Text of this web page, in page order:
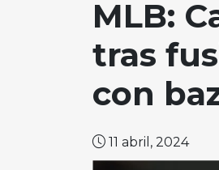
MLB:
tras
con
11 abril, 2024